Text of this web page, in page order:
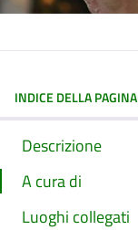
INDICE DELLA PAGINA
Descrizione
A cura di
Luoghi collegati